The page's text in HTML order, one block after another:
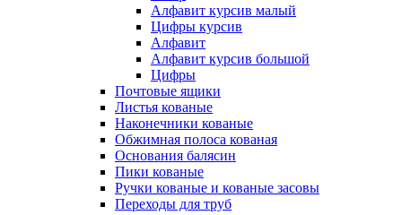
Алфавит курсив малый
Цифры курсив
Алфавит
Алфавит курсив большой
Цифры
Почтовые ящики
Листья кованые
Наконечники кованые
Обжимная полоса кованая
Основания балясин
Пики кованые
Ручки кованые и кованые засовы
Переходы для труб